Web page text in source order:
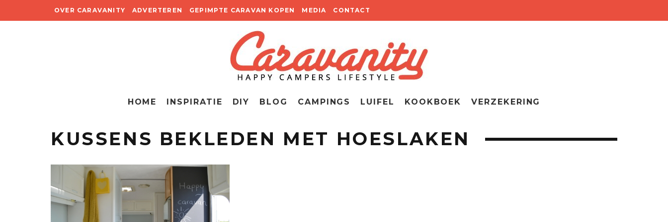
OVER CARAVANITY ADVERTEREN GEPIMPTE CARAVAN KOPEN MEDIA CONTACT
HOME INSPIRATIE DIY BLOG CAMPINGS LUIFEL KOOKBOEK VERZEKERING
KUSSENS BEKLEDEN MET HOESLAKEN